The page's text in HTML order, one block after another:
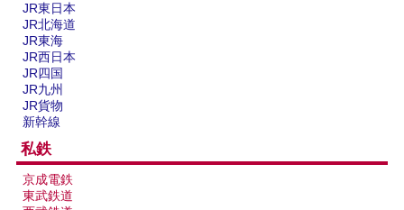
JR東日本
JR北海道
JR東海
JR西日本
JR四国
JR九州
JR貨物
新幹線
私鉄
京成電鉄
東武鉄道